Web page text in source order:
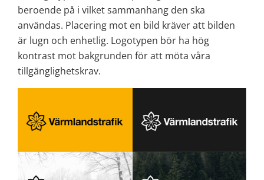
beroende på i vilket sammanhang den ska
användas. Placering mot en bild kräver att bilden
är lugn och enhetlig. Logotypen bör ha hög
kontrast mot bakgrunden för att möta våra
tillgänglighetskrav.